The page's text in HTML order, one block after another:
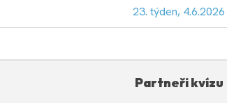
23. týden, 4.6.2026
Partneři kvízu